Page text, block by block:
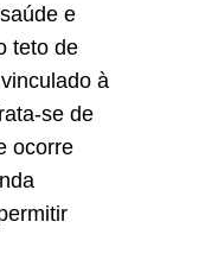
e
teto de
à
se de
ocorre